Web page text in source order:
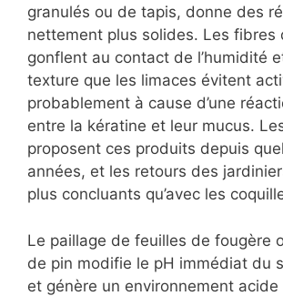
granulés ou de tapis, donne des
nettement plus solides. Les fibres
gonflent au contact de l’humidité
texture que les limaces évitent
probablement à cause d’une
entre la kératine et leur mucus.
proposent ces produits depuis
années, et les retours des
plus concluants qu’avec les
Le paillage de feuilles de fougère
de pin modifie le pH immédiat du
et génère un environnement acide